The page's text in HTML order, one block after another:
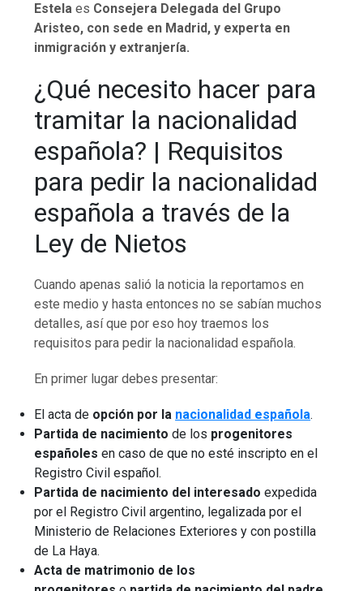
Estela es Consejera Delegada del Grupo
Aristeo, con sede en Madrid, y experta en
inmigración y extranjería.
¿Qué necesito hacer para
tramitar la nacionalidad
española? | Requisitos
para pedir la nacionalidad
española a través de la
Ley de Nietos
Cuando apenas salió la noticia la reportamos en
este medio y hasta entonces no se sabían muchos
detalles, así que por eso hoy traemos los
requisitos para pedir la nacionalidad española.
En primer lugar debes presentar:
El acta de opción por la nacionalidad española.
Partida de nacimiento de los progenitores
españoles en caso de que no esté inscripto en el
Registro Civil español.
Partida de nacimiento del interesado expedida
por el Registro Civil argentino, legalizada por el
Ministerio de Relaciones Exteriores y con postilla
de La Haya.
Acta de matrimonio de los